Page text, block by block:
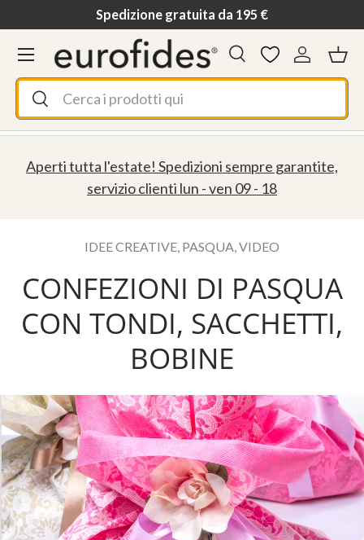
Passa ai contenuti
Spedizione gratuita da 195 €
Cerca
Cerca
Cerca Accedi
Menu
Aperti tutta l'estate! Spedizioni sempre garantite,
servizio clienti lun - ven 09 - 18
IDEE CREATIVE, PASQUA, VIDEO
CONFEZIONI DI PASQUA
CON TONDI, SACCHETTI,
BOBINE